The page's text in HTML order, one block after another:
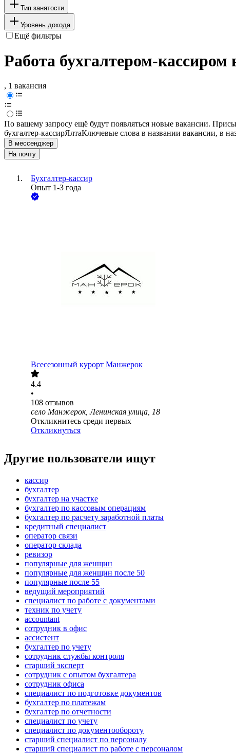
Тип занятости
Уровень дохода
Ещё фильтры
Работа бухгалтером-кассиром
, 1 вакансия
По вашему запросу ещё будут появляться новые вакансии.
бухгалтер-кассирЯлтаКлючевые слова в названии вакансии, в
В мессенджер
На почту
Бухгалтер-кассир
Опыт 1-3 года
Всесезонный курорт Манжерок
4.4
•
108 отзывов
село Манжерок, Ленинская улица, 18
Откликнитесь среди первых
Откликнуться
Другие пользователи ищут
кассир
бухгалтер
бухгалтер на участке
бухгалтер по кассовым операциям
бухгалтер по расчету заработной платы
кредитный специалист
оператор связи
оператор склада
ревизор
популярные для женщин
популярные для женщин после 50
популярные после 55
ведущий мероприятий
специалист по работе с документами
техник по учету
accountant
сотрудник в офис
ассистент
бухгалтер по учету
сотрудник службы контроля
старший эксперт
сотрудник с опытом бухгалтера
сотрудник офиса
специалист по подготовке документов
бухгалтер по платежам
бухгалтер по отчетности
специалист по учету
специалист по документообороту
старший специалист по персоналу
старший специалист по работе с персоналом